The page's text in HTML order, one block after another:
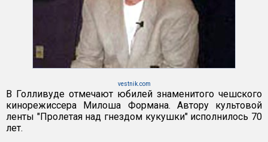
vestnik.com
В Голливуде отмечают юбилей знаменитого чешского
кинорежиссера Милоша Формана. Автору культовой
ленты "Пролетая над гнездом кукушки" исполнилось 70
лет.